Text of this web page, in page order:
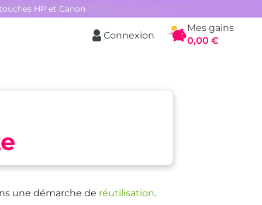
HP et Canon
Connexion
Panier
Mes gains
0,00 €
une démarche de réutilisation.